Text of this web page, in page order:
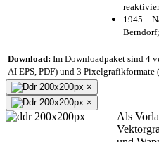
1945 =
Berndorf;
Download: Im Downloadpaket sind 4
AI EPS, PDF) und 3 Pixelgrafikformate
×
×
Als